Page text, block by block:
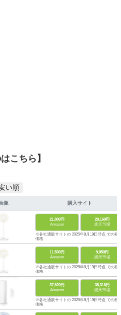
こちら】
い順
像 購入サイト
21,800円
Amazon
20,160円
楽天市場
※各社通販サイトの 2025年8月19日時点 での税
価格
11,500円
Amazon
9,050円
楽天市場
※各社通販サイトの 2025年8月19日時点 での税
価格
37,620円
Amazon
38,316円
楽天市場
※各社通販サイトの 2025年8月19日時点 での税
価格